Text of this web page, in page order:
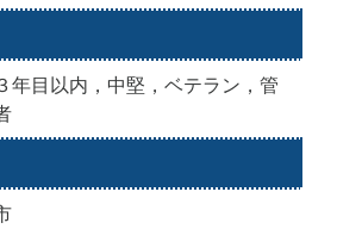
年目以内，中堅，ベテラン，管